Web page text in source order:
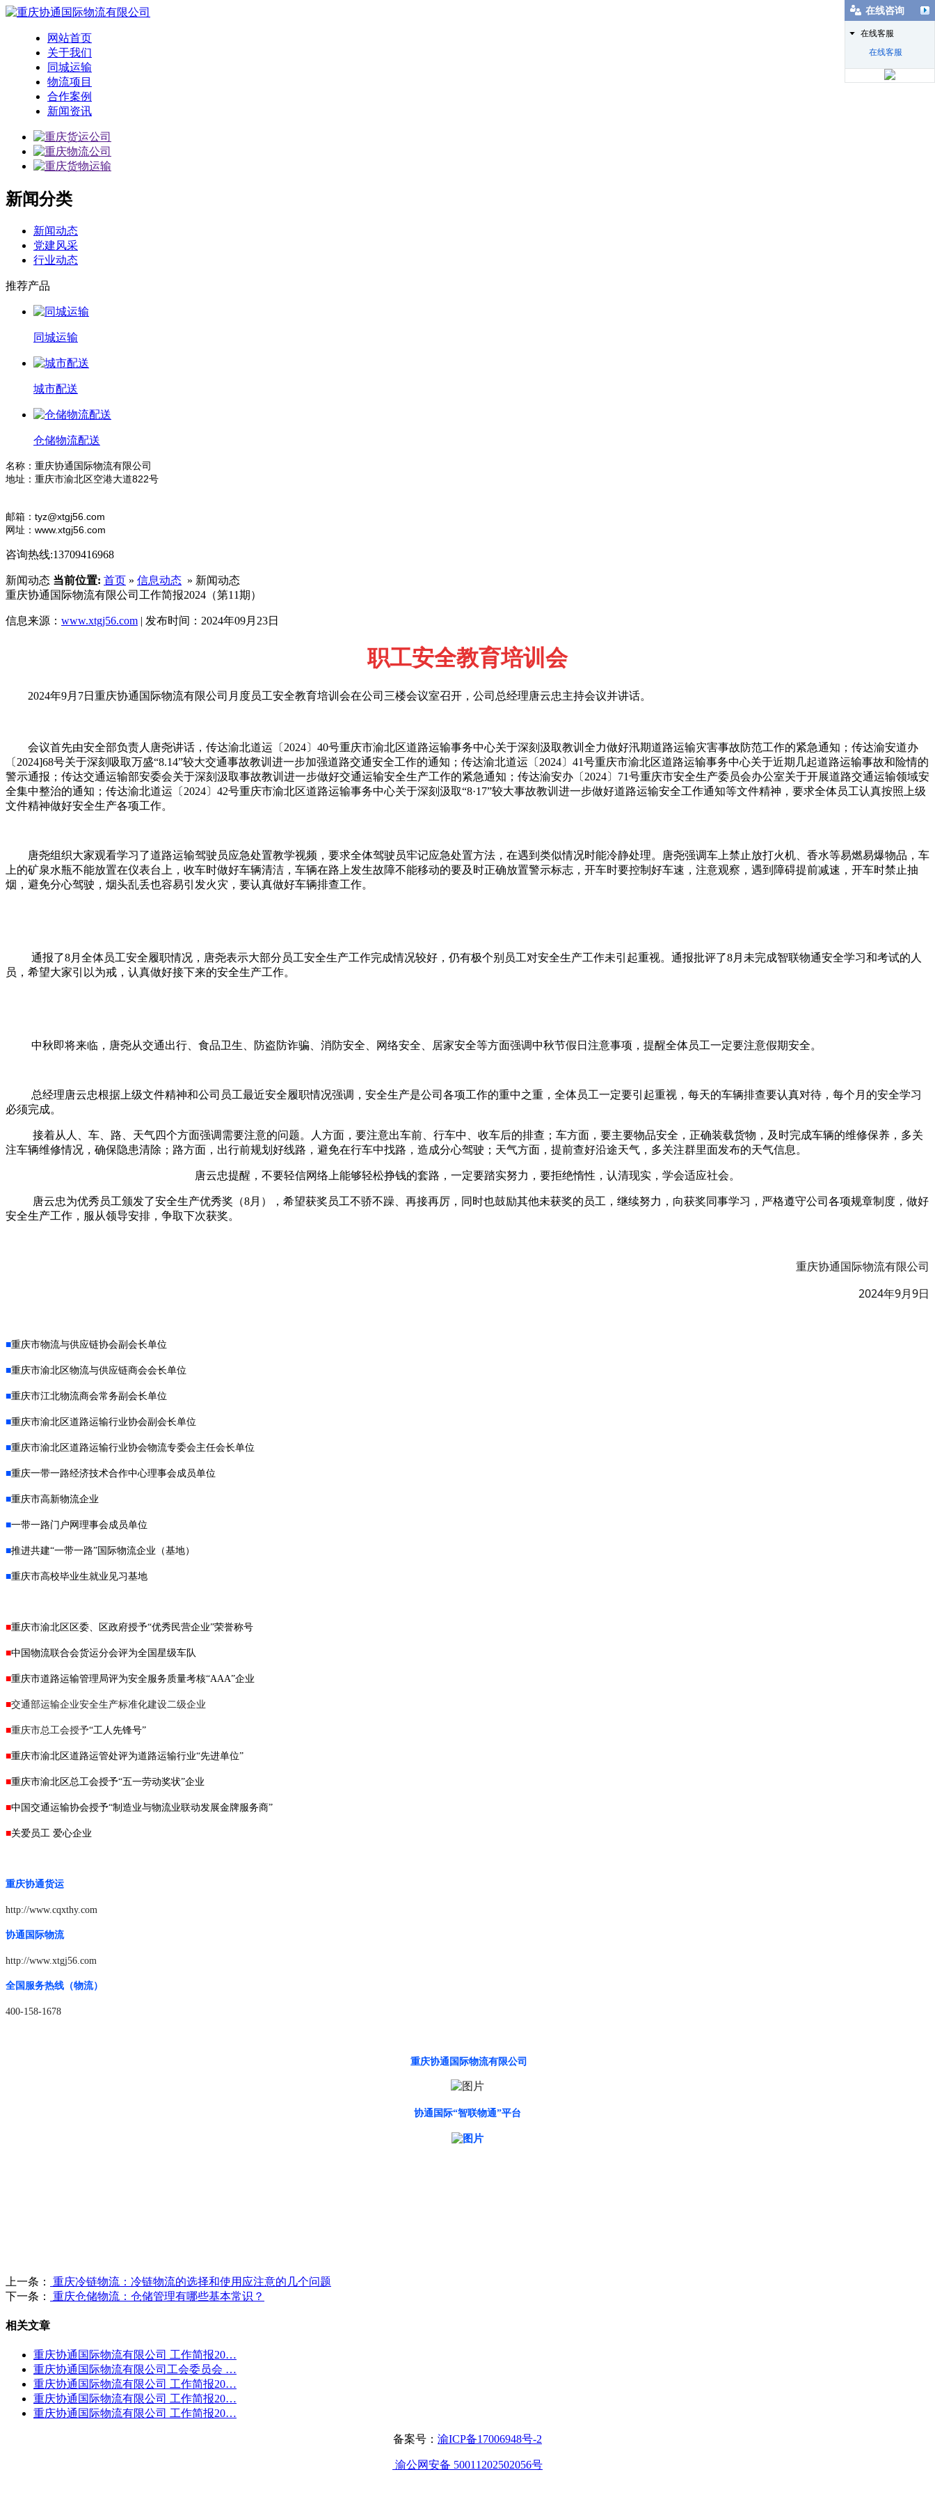
网站首页
关于我们
同城运输
物流项目
合作案例
新闻资讯
新闻分类
新闻动态
党建风采
行业动态
推荐产品
同城运输
城市配送
仓储物流配送
名称：重庆协通国际物流有限公司
地址：重庆市渝北区空港大道822号
邮箱：tyz@xtgj56.com
网址：www.xtgj56.com
咨询热线:13709416968
新闻动态 当前位置: 首页 » 信息动态 » 新闻动态
重庆协通国际物流有限公司工作简报2024（第11期）
信息来源： www.xtgj56.com | 发布时间：2024年09月23日
职工安全教育培训会
2024年9月7日重庆协通国际物流有限公司月度员工安全教育培训会在公司三楼会议室召开，公司总经理唐云忠主持会议并讲话。
会议首先由安全部负责人唐尧讲话，传达渝北道运〔2024〕40号重庆市渝北区道路运输事务中心关于深刻汲取教训全力做好汛期道路运输灾害事故防范工作的紧急通知；传达渝安道办
〔2024]68号关于深刻吸取万盛“8.14”较大交通事故教训进一步加强道路交通安全工作的通知；传达渝北道运〔2024〕41号重庆市渝北区道路运输事务中心关于近期几起道路运输事故和险情的
警示通报；传达交通运输部安委会关于深刻汲取事故教训进一步做好交通运输安全生产工作的紧急通知；传达渝安办〔2024〕71号重庆市安全生产委员会办公室关于开展道路交通运输领域安
全集中整治的通知；传达渝北道运〔2024〕42号重庆市渝北区道路运输事务中心关于深刻汲取“8·17”较大事故教训进一步做好道路运输安全工作通知等文件精神，要求全体员工认真按照上级
文件精神做好安全生产各项工作。
唐尧组织大家观看学习了道路运输驾驶员应急处置教学视频，要求全体驾驶员牢记应急处置方法，在遇到类似情况时能冷静处理。唐尧强调车上禁止放打火机、香水等易燃易爆物品，车
上的矿泉水瓶不能放置在仪表台上，收车时做好车辆清洁，车辆在路上发生故障不能移动的要及时正确放置警示标志，开车时要控制好车速，注意观察，遇到障碍提前减速，开车时禁止抽
烟，避免分心驾驶，烟头乱丢也容易引发火灾，要认真做好车辆排查工作。
通报了8月全体员工安全履职情况， 唐尧表示大部分 员工安全生产工作完成情况较好，仍有极个别员工对安全生产工作未引起重视。通报批评了8月未完成智联物通安全学习和考试的人
员，希望大家引以为戒，认真做好接下来的安全生产工作。
中秋即将来临，唐尧从交通出行、食品卫生、防盗防诈骗、消防安全、网络安全、居家安全等方面强调中秋节假日注意事项，提醒全体员工一定要注意假期安全。
总经理唐云忠根据上级文件精神和公司员工最近安全履职情况强调，安全生产是公司各项工作的重中之重，全体员工一定要引起重视，每天的车辆排查要认真对待，每个月的安全学习
必须完成。
接着从人、车、路、天气四个方面强调需要注意的问题。人方面，要注意出车前、行车中、收车后的排查；车方面，要主要物品安全，正确装载货物，及时完成车辆的维修保养，多关
注车辆维修情况，确保隐患清除；路方面，出行前规划好线路，避免在行车中找路，造成分心驾驶；天气方面，提前查好沿途天气，多关注群里面发布的天气信息。
唐云忠提醒，不要轻信网络上能够轻松挣钱的套路，一定要踏实努力，要拒绝惰性，认清现实，学会适应社会。
唐云忠为优秀员工颁发了安全生产优秀奖（8月），希望获奖员工不骄不躁、再接再厉，同时也鼓励其他未获奖的员工，继续努力，向获奖同事学习，严格遵守公司各项规章制度，做好
安全生产工作，服从领导安排，争取下次获奖。
重庆协通国际物流有限公司
2024年9月9日
■重庆市物流与供应链协会副会长单位
■重庆市渝北区物流与供应链商会会长单位
■重庆市江北物流商会常务副会长单位
■重庆市渝北区道路运输行业协会副会长单位
■重庆市渝北区道路运输行业协会物流专委会主任会长单位
■重庆一带一路经济技术合作中心理事会成员单位
■重庆市高新物流企业
■一带一路门户网理事会成员单位
■推进共建“一带一路”国际物流企业（基地）
■重庆市高校毕业生就业见习基地
■重庆市渝北区区委、区政府授予“优秀民营企业”荣誉称号
■中国物流联合会货运分会评为全国星级车队
■重庆市道路运输管理局评为安全服务质量考核“AAA”企业
■交通部运输企业安全生产标准化建设二级企业
■重庆市总工会授予“工人先锋号”
■重庆市渝北区道路运管处评为道路运输行业“先进单位”
■重庆市渝北区总工会授予“五一劳动奖状”企业
■中国交通运输协会授予“制造业与物流业联动发展金牌服务商”
■关爱员工 爱心企业
重庆协通货运
http://www.cqxthy.com
协通国际物流
http://www.xtgj56.com
全国服务热线（物流）
400-158-1678
重庆协通国际物流有限公司
协通国际“智联物通”平台
上一条：
重庆冷链物流：冷链物流的选择和使用应注意的几个问题
下一条：
重庆仓储物流：仓储管理有哪些基本常识？
相关文章
重庆协通国际物流有限公司 工作简报20…
重庆协通国际物流有限公司工会委员会 …
重庆协通国际物流有限公司 工作简报20…
重庆协通国际物流有限公司 工作简报20…
重庆协通国际物流有限公司 工作简报20…
备案号： 渝ICP备17006948号-2
渝公网安备 50011202502056号
在线咨询
在线客服
在线客服